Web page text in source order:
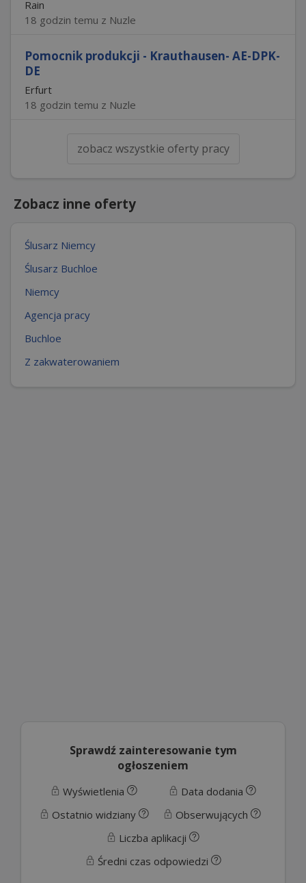
Rain
18 godzin temu z Nuzle
Pomocnik produkcji - Krauthausen- AE-DPK-
DE
Erfurt
18 godzin temu z Nuzle
zobacz wszystkie oferty pracy
Zobacz inne oferty
Ślusarz Niemcy
Ślusarz Buchloe
Niemcy
Agencja pracy
Buchloe
Z zakwaterowaniem
Sprawdź zainteresowanie tym
ogłoszeniem
Wyświetlenia
Data dodania
Ostatnio widziany
Obserwujących
Liczba aplikacji
Średni czas odpowiedzi